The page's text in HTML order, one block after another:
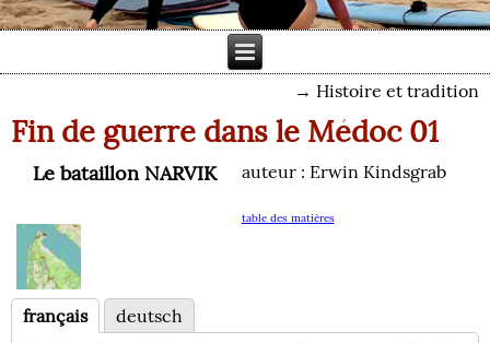
→ Histoire et tradition
Fin de guerre dans le Médoc 01
auteur : Erwin Kindsgrab
table des matières
Le bataillon NARVIK
français
deutsch